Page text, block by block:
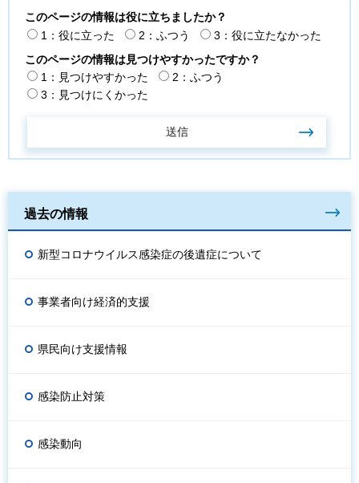
このページの情報は役に立ちましたか？
1：役に立った
2：ふつう
3：役に立たなかった
このページの情報は見つけやすかったですか？
1：見つけやすかった
2：ふつう
3：見つけにくかった
過去の情報
新型コロナウイルス感染症の後遺症について
事業者向け経済的支援
県民向け支援情報
感染防止対策
感染動向